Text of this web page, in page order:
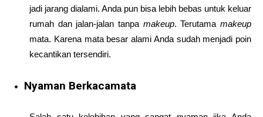
jadi jarang dialami. Anda pun bisa lebih bebas untuk keluar
rumah dan jalan-jalan tanpa makeup. Terutamamakeup
mata. Karena mata besar alami Anda sudah menjadi poin
kecantikan tersendiri.
Nyaman Berkacamata